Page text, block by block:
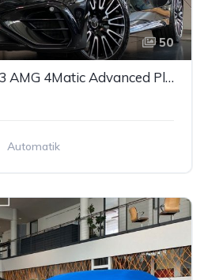
50
Mercedes-Benz E 53 AMG 4Matic Advanced Plus NightP DTR AHK 20"
Automatik